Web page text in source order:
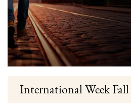
International Week